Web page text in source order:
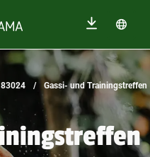
83024 Gassi- und Trainingstreffen